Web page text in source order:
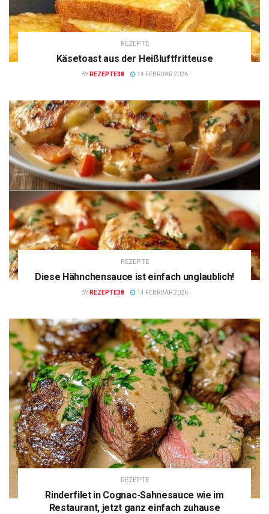
REZEPTE
Käsetoast aus der Heißluftfritteuse
BY REZEPTE38 14 FEBRUAR 2026
REZEPTE
Diese Hähnchensauce ist einfach unglaublich!
BY REZEPTE38 14 FEBRUAR 2026
REZEPTE
Rinderfilet in Cognac-Sahnesauce wie im
Restaurant, jetzt ganz einfach zuhause